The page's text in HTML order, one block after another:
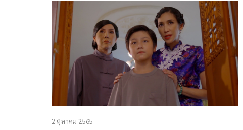
เพราะสัปดาห์นี้ มีเรื่องหัวจะปวดให้ได้ลุ้นกันอีกแล้ว
2 ตุลาคม 2565